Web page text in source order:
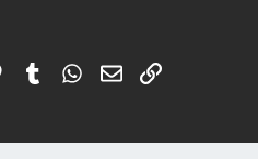
PinterestTumblrWhatsApp
電子郵件
連結